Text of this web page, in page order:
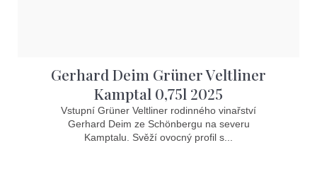
Gerhard Deim Grüner Veltliner
Kamptal 0,75l 2025
Vstupní Grüner Veltliner rodinného vinařství
Gerhard Deim ze Schönbergu na severu
Kamptalu. Svěží ovocný profil s...